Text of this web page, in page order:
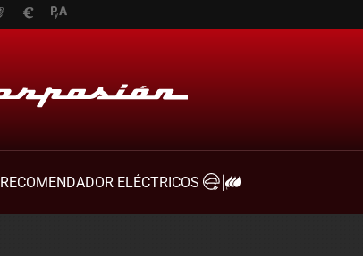
RECOMENDADOR ELÉCTRICOS